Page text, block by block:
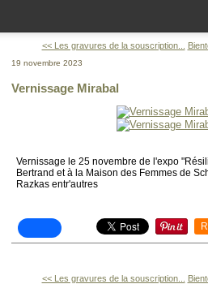
<< Les gravures de la souscription...
19 novembre 2023
Vernissage Mirabal
Vernissage le 25 novembre de l'expo
Bertrand et à la Maison des Femmes de
Razkas entr'autres
<< Les gravures de la souscription...